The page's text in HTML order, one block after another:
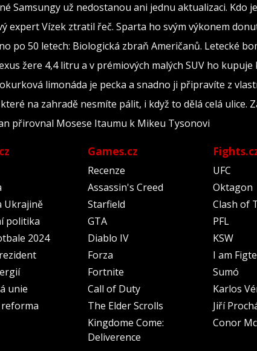
Samsungy už nedostanou ani jednu aktualizaci. Kdo
expert Vízek ztratil řeč. Sparta ho svým výkonem
po 50 letech: Biologická zbraň Američanů. Letecké
žere 4,4 litru a v prémiových malých SUV ho
limonáda je pecka a snadno ji připravíte z
na zahradě nesmíte pálit, i když to dělá celá ulice.
přirovnal Mosese Itaumu k Mikeu Tysonovi
Ukrajině
politika
2024
unie
Games.cz
Recenze
Assassin's Creed
Starfield
GTA
Diablo IV
Forza
Fortnite
Call of Duty
The Elder Scrolls
Kingdome Come:
Deliverence
UFC
Oktagon
Clash of
PFL
KSW
I am
Sumó
Karlos
Jiří
Conor